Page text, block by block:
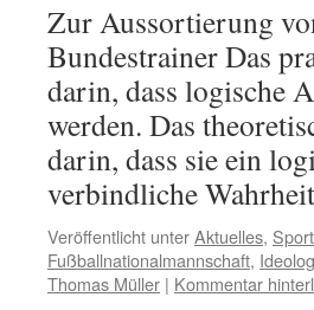
Zur Aussortierung
Bundestrainer Das
darin, dass logische
werden. Das
darin, dass sie ein
verbindliche
Veröffentlicht unterAktuelles, Sport
Fußballnationalmannschaft,
Thomas Müller | Kommentar